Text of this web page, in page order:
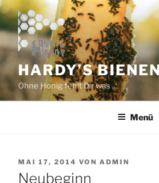
Zum
Inhalt
springen
HARDY’S
Ohne Honig fehlt Dir was …
Menü
VERÖFFENTLICHT
AM
MAI 17, 2014 VON ADMIN
Neubeginn